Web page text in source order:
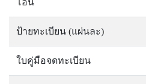
โอน
ป้ายทะเบียน (แผ่นละ)
ใบคู่มือจดทะเบียน